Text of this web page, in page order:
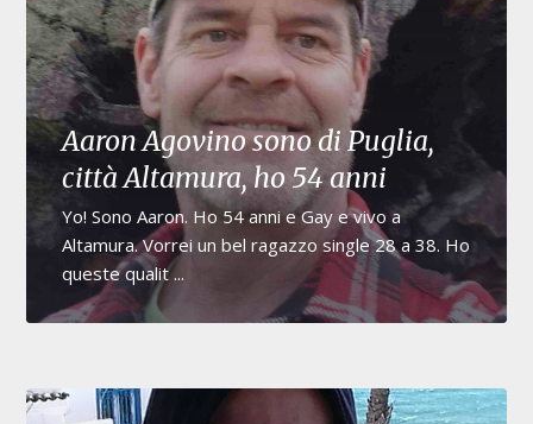
Aaron Agovino sono di Puglia,
città Altamura, ho 54 anni
Yo! Sono Aaron. Ho 54 anni e Gay e vivo a
Altamura. Vorrei un bel ragazzo single 28 a 38. Ho
queste qualit ...